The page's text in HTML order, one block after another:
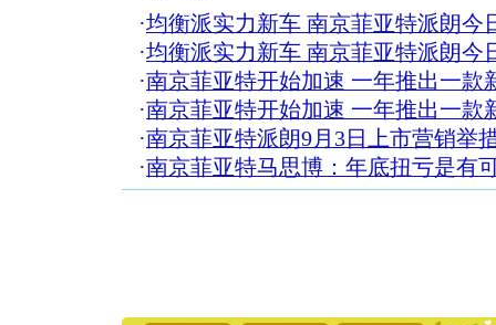
·均衡派实力新车 南京菲亚特派朗今
·均衡派实力新车 南京菲亚特派朗今
·南京菲亚特开始加速 一年推出一款
·南京菲亚特开始加速 一年推出一款
·南京菲亚特派朗9月3日上市营销举
·南京菲亚特马思博：年底扭亏是有
要平安！